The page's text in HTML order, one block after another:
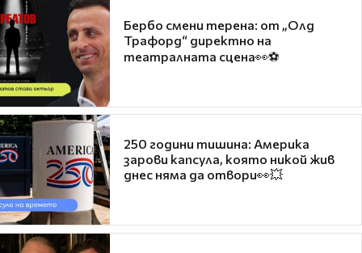
Бербо смени терена: от „Олд
Трафорд“ директно на
театралната сцена👀⚽
250 години тишина: Америка
зарови капсула, която никой жив
днес няма да отвори👀💥